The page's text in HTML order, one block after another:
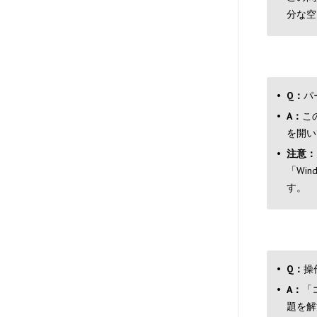
分な
Q： パ
A： こ
を開
注意：
「
す。
Q： 操
A：
題を